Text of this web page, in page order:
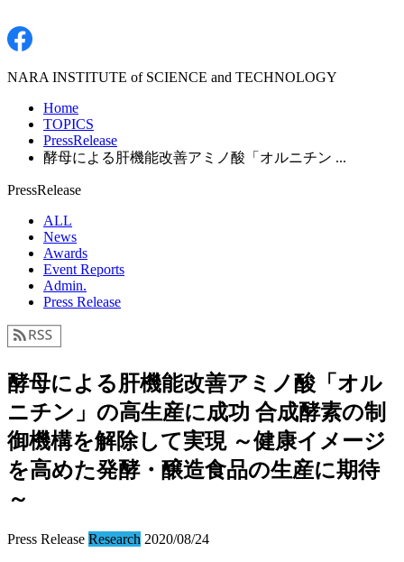
NARA INSTITUTE of SCIENCE and TECHNOLOGY
Home
TOPICS
PressRelease
酵母による肝機能改善アミノ酸「オルニチン ...
PressRelease
ALL
News
Awards
Event Reports
Admin.
Press Release
酵母による肝機能改善アミノ酸「オル
ニチン」の高生産に成功 合成酵素の制
御機構を解除して実現 ～健康イメージ
を高めた発酵・醸造食品の生産に期待
～
Press Release Research 2020/08/24